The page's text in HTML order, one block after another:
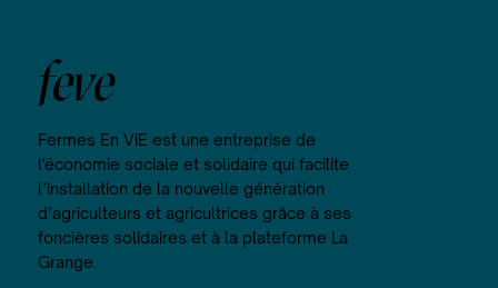
feve
Fermes En ViE est une entreprise de
l'économie sociale et solidaire qui facilite
l’installation de la nouvelle génération
d’agriculteurs et agricultrices grâce à ses
foncières solidaires et à la plateforme La
Grange.